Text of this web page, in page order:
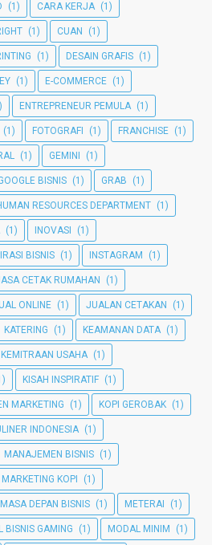
(1) CARA KERJA (1)
(1) CUAN (1)
(1) DESAIN GRAFIS (1)
(1) E-COMMERCE (1)
ENTREPRENEUR PEMULA (1)
(1) FOTOGRAFI (1) FRANCHISE (1)
(1) GEMINI (1)
BISNIS (1) GRAB (1)
RESOURCES DEPARTMENT (1)
(1) INOVASI (1)
BISNIS (1) INSTAGRAM (1)
CETAK RUMAHAN (1)
ONLINE (1) JUALAN CETAKAN (1)
KATERING (1) KEAMANAN DATA (1)
KEMITRAAN USAHA (1)
KISAH INSPIRATIF (1)
MARKETING (1) KOPI GEROBAK (1)
INDONESIA (1)
MANAJEMEN BISNIS (1)
MARKETING KOPI (1)
MASA DEPAN BISNIS (1) METERAI (1)
BISNIS GAMING (1) MODAL MINIM (1)